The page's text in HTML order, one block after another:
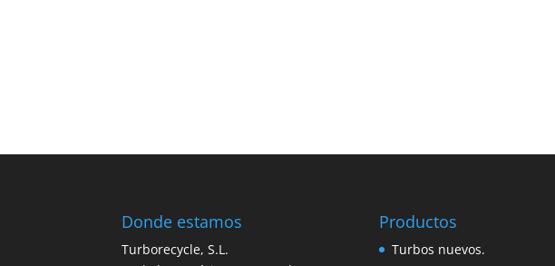
Donde estamos
Turborecycle, S.L.
Productos
Turbos nuevos.